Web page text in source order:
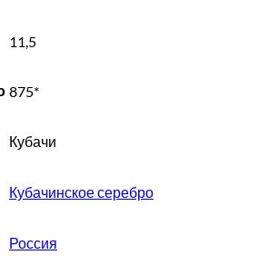
11,5
875*
Кубачи
Кубачинское серебро
Россия